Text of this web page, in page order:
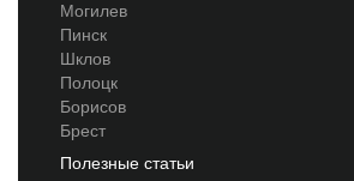
Могилев
Пинск
Шклов
Полоцк
Борисов
Брест
Полезные статьи